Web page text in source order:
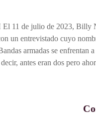
11 de julio de 2023, Billy
un entrevistado cuyo
armadas se enfrentan
antes eran dos pero